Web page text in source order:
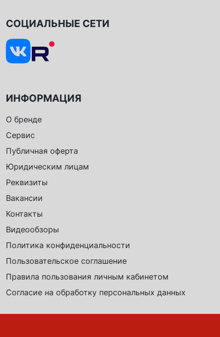
ИНФОРМАЦИЯ
О бренде
Сервис
Публичная оферта
Юридическим лицам
Реквизиты
Вакансии
Контакты
Видеообзоры
Политика конфиденциальности
Пользовательское соглашение
Правила пользования личным кабинетом
Согласие на обработку персональных данных
СОЦИАЛЬНЫЕ СЕТИ